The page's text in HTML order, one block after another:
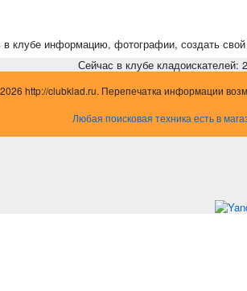
клубе информацию, фотографии, создать свой
Сейчас в клубе кладоискателей:
http://clubklad.ru. Перепечатка информации
Любая поисковая техника есть в